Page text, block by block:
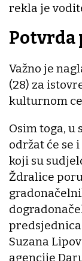
rekla je
Potvrda
Važno je
(28) za
kulturnom
Osim toga, u
održat će se
koji su
Ždralice
Suzana
agencije